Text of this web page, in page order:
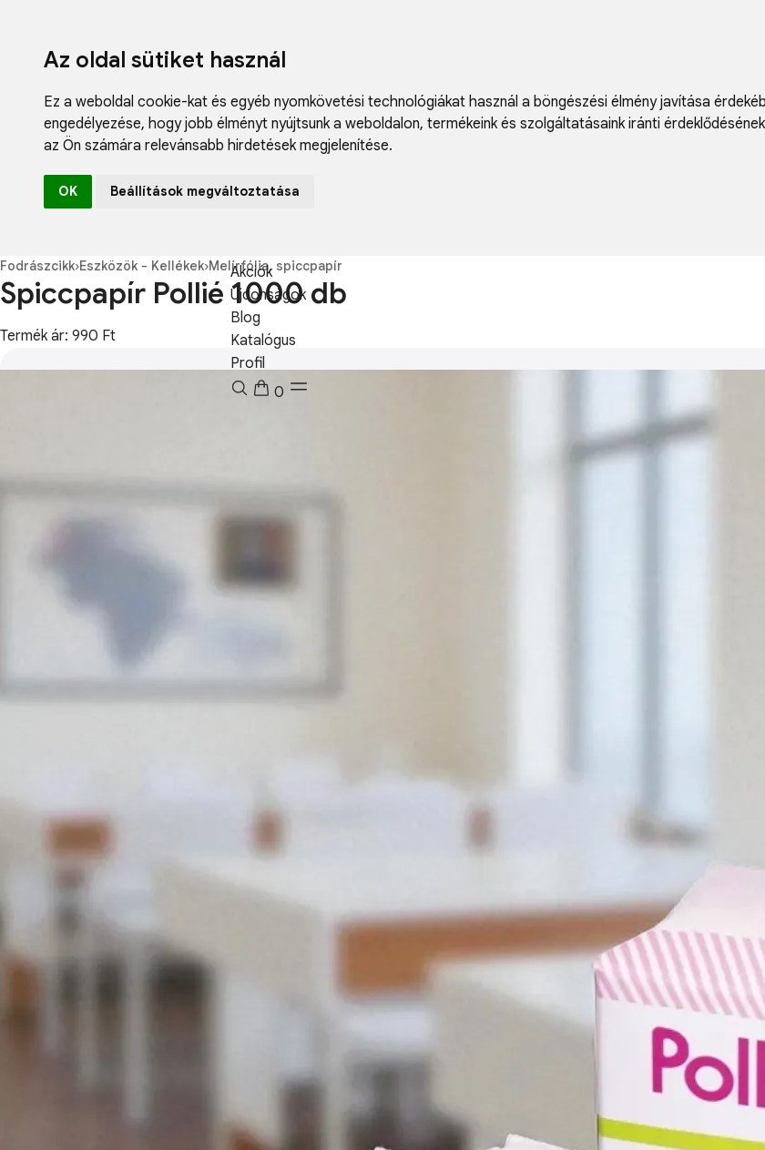
Az oldal sütiket használ
Ez a weboldal cookie-kat és egyéb nyomkövetési technológiákat használ a böngészési élmény javítása
engedélyezése, hogy jobb élményt nyújtsunk a weboldalon, termékeink és szolgáltatásaink iránti
az Ön számára relevánsabb hirdetések megjelenítése.
OK Beállítások megváltoztatása
Fodrászcikk
Akciók
Újdonságok
Blog
Katalógus
Profil
0
Fodrászcikk›Eszközök - Kellékek›Melírfólia, spiccpapír
Spiccpapír Pollié 1000 db
Termék ár: 990 Ft